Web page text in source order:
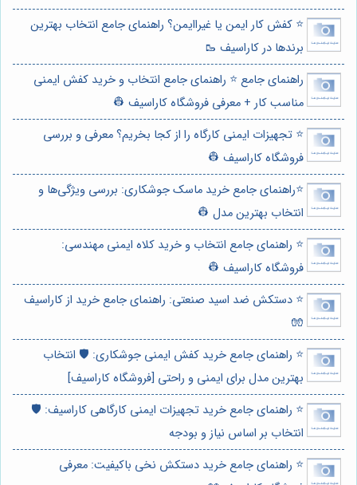
⭐️ کفش کار ایمن یا غیراایمن؟ راهنمای جامع انتخاب بهترین
برندها در کاراسیف 🥾
راهنمای جامع ⭐️ راهنمای جامع انتخاب و خرید کفش ایمنی
مناسب کار + معرفی فروشگاه کاراسیف 👷
⭐️ تجهیزات ایمنی کارگاه را از کجا بخریم؟ معرفی و بررسی
فروشگاه کاراسیف 👷
⭐️راهنمای جامع خرید ماسک جوشکاری: بررسی ویژگی‌ها و
انتخاب بهترین مدل 👷
⭐️ راهنمای جامع انتخاب و خرید کلاه ایمنی مهندسی:
فروشگاه کاراسیف 👷
⭐️ دستکش ضد اسید صنعتی: راهنمای جامع خرید از کاراسیف
🧤
⭐️ راهنمای جامع خرید کفش ایمنی جوشکاری: 🛡️ انتخاب
بهترین مدل برای ایمنی و راحتی [فروشگاه کاراسیف]
⭐️ راهنمای جامع خرید تجهیزات ایمنی کارگاهی کاراسیف: 🛡️
انتخاب بر اساس نیاز و بودجه
⭐️ راهنمای جامع خرید دستکش نخی باکیفیت: معرفی